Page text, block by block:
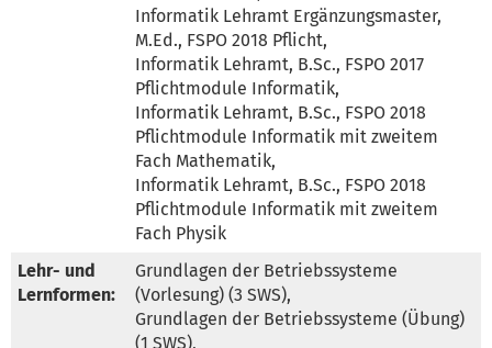
Informatik Lehramt Ergänzungsmaster,
M.Ed., FSPO 2018 Pflicht,
Informatik Lehramt, B.Sc., FSPO 2017
Pflichtmodule Informatik,
Informatik Lehramt, B.Sc., FSPO 2018
Pflichtmodule Informatik mit zweitem
Fach Mathematik,
Informatik Lehramt, B.Sc., FSPO 2018
Pflichtmodule Informatik mit zweitem
Fach Physik
Lehr- und
Lernformen:
Grundlagen der Betriebssysteme
(Vorlesung) (3 SWS),
Grundlagen der Betriebssysteme (Übung)
(1 SWS),